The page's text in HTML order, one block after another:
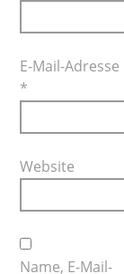
E-Mail-Adresse
*
Website
Name, E-Mail-